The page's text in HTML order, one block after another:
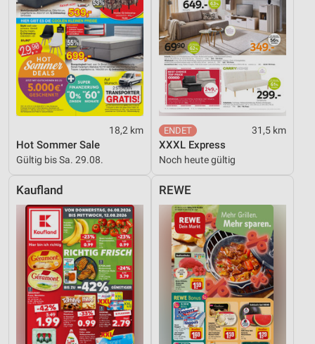
18,2 km
Hot Sommer Sale
Gültig bis Sa. 29.08.
31,5 km
XXXL Express
Noch heute gültig
Kaufland REWE